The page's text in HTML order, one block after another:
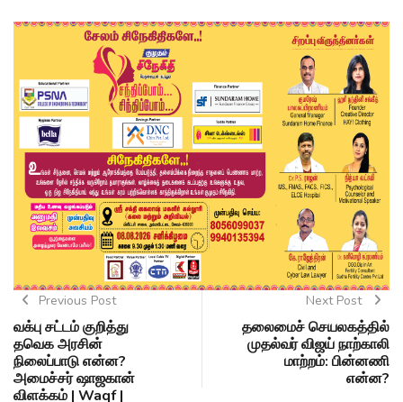
Previous Post
வக்பு சட்டம் குறித்து
தவெக அரசின்
நிலைப்பாடு என்ன?
அமைச்சர் ஷாஜகான்
விளக்கம் | Waqf |
Next Post
தலைமைச் செயலகத்தில்
முதல்வர் விஜய் நாற்காலி
மாற்றம்: பின்னணி
என்ன?